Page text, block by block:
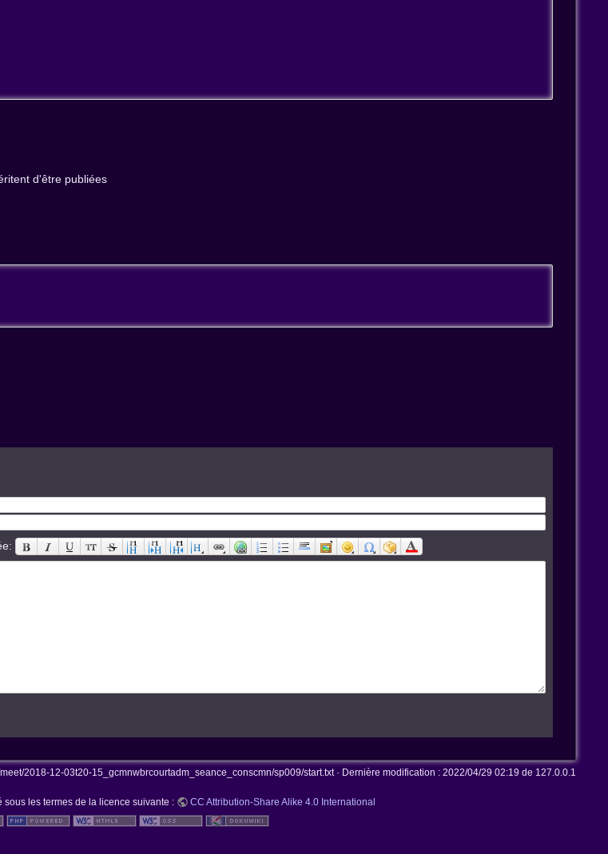
d'être publiées
2018-12-03t20-15_gcmnwbrcourtadm_seance_conscmn/sp009/start.txt· Dernière modification : 2022/04/29 02:19 de 127.0.0.1
les termes de la licence suivante : CC Attribution-Share Alike 4.0 International